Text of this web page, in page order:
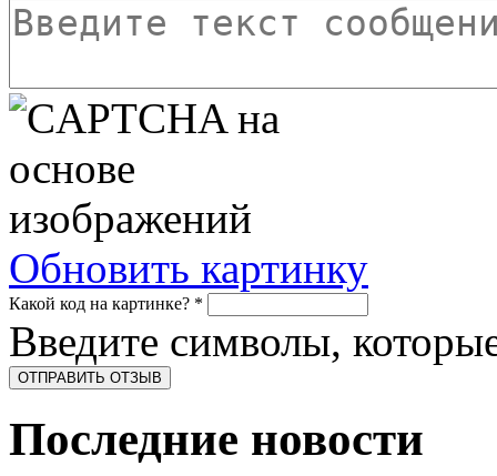
Обновить картинку
Какой код на картинке? *
Введите символы,
Последние новости